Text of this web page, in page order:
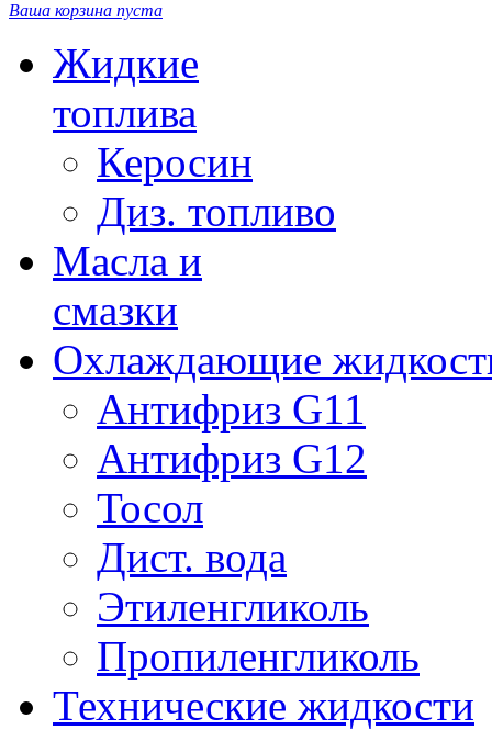
Ваша корзина пуста
Жидкие
топлива
Керосин
Диз. топливо
Масла и
смазки
Охлаждающие
Антифриз G11
Антифриз G12
Тосол
Дист. вода
Этиленгликоль
Пропиленгликоль
Технические жидкости